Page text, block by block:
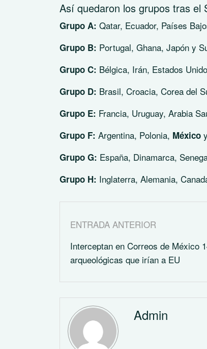
Así quedaron los grupos tras el
Grupo A: Qatar, Ecuador, Países
Grupo B: Portugal, Ghana, Japón y
Grupo C: Bélgica, Irán, Estados
Grupo D: Brasil, Croacia, Corea del
Grupo E: Francia, Uruguay, Arabia
Grupo F: Argentina, Polonia, México
Grupo G: España, Dinamarca,
Grupo H: Inglaterra, Alemania,
ENTRADA ANTERIOR
Interceptan en Correos de México
arqueológicas que irían a EU
Admin